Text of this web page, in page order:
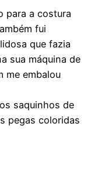
para a costura
fui
que fazia
sua máquina de
me embalou
saquinhos de
pegas coloridas